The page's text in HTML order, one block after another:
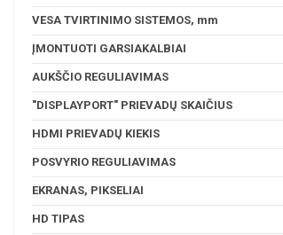
VESA TVIRTINIMO SISTEMOS, mm
ĮMONTUOTI GARSIAKALBIAI
AUKŠČIO REGULIAVIMAS
"DISPLAYPORT" PRIEVADŲ SKAIČIUS
HDMI PRIEVADŲ KIEKIS
POSVYRIO REGULIAVIMAS
EKRANAS, PIKSELIAI
HD TIPAS